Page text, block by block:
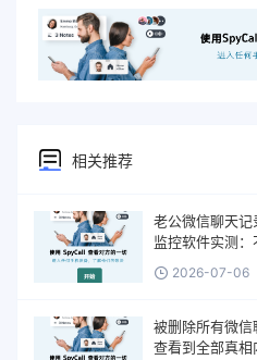
相关推荐
老公微信聊天
监控软件实测
2026-07-06
被删除所有微
查看到全部真相